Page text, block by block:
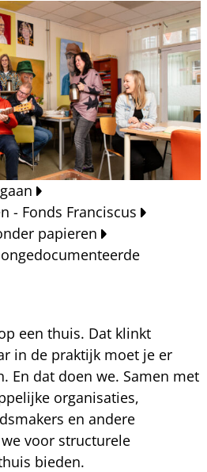
- Fonds Franciscus
papieren
een thuis. Dat klinkt
in de praktijk moet je er
En dat doen we. Samen met
organisaties,
en andere
voor structurele
bieden.